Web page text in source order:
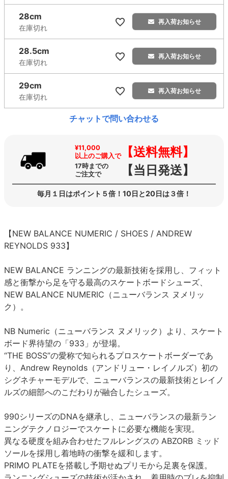
28cm
在庫切れ
再入荷お知らせ
28.5cm
在庫切れ
再入荷お知らせ
29cm
在庫切れ
再入荷お知らせ
チャットで問い合わせる
¥11,000
以上のご購入で【送料無料】
17時までの
ご注文で
【当日発送】
毎月１日はポイント５倍！10日と20日は３倍！
【NEW BALANCE NUMERIC / SHOES / ANDREW
REYNOLDS 933】
NEW BALANCE ランニングの最新技術を採用し、フィット
感と衝撃から足を守る最高のスケートボードシューズ、
NEW BALANCE NUMERIC（ニューバランス ヌメリッ
ク）。
NB Numeric（ニューバランス ヌメリック）より、スケート
ボード界待望の「933」が登場。
“THE BOSS”の愛称で知られるプロスケートボーダーであ
り、Andrew Reynolds（アンドリュー・レイノルズ）初の
シグネチャーモデルで、ニューバランスの最新技術とレイノ
ルズの細部へのこだわりが融合したシューズ。
990シリーズのDNAを継承し、ニューバランスの最新ラン
ニングテクノロジーでスケートに必要な機能を実現。
異なる硬度を組み合わせたフルレングスの ABZORB ミッド
ソールを採用し着地時の衝撃を緩和します。
PRIMO PLATEを搭載し予期せぬプリモから足裏を保護。